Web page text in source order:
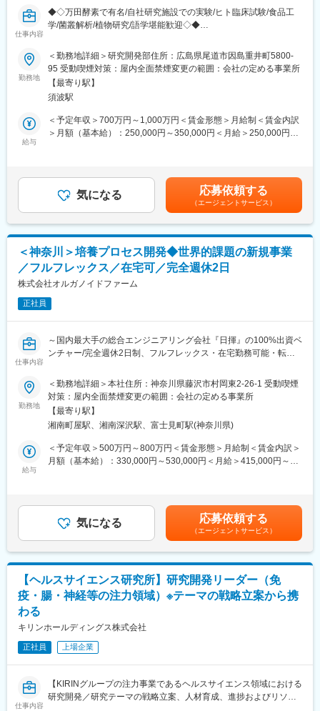
変更の範囲：会社の定める業務
他社特許の抵触性の確認業務等も含まれます。
■ポジションのやりがい：
は非常に多くのお客様に使用いただいております。当社は、数多
くのお客様に開発した製品をご使用いただくことが最大の喜びと
考えております。また直営店や通信販売を通じて、製品の感想な
どを直接的に聞くことができる機会も多くあります。お客様の声
年はアジアを中心とする諸外国でも当社製品を取り扱いいただく
機会も増えてきており、グローバルな成果も創出しております。
■組織構成
開発・研究グループは16名（男性6名、女性10名）。
※ご入社時は上記組織のマネジメントを担当いただきますが、近い
将来品質管理チームや業務管理チームを含む、サプリメントユニ
ット全体の責任者（ユニットマネージャー）を担っていただくこ
とを期待しております（総勢約30名）
変更の範囲：会社の定める業務
仕事内容
◆◇万田酵素で有名/自社研究施設での実験/ヒト臨床試験/食品工
学/菌叢解析/植物研究/語学堪能歓迎◇◆
■概要：
「万田酵素」「発酵技術」を軸にビジネス展開する当社で、当社
の健康食品や植物用商品の基礎研究を担当していただきます。最
終の役職としては、上級主席研究者をお任せいたします。
■業務内容：
・大学や研究機関との共同研究の遂行（健康食品のヘルスケア効
・その先とのコネクション構築と外部委託試験の実施
・国内外の法人営業案件への支援（海外や国内営業との商談同行
下記の研究分野のいずれかにおいて、自社研究施設での実験また
は大学等との共同研究へ従事
・ヒト臨床試験
・マウス/ラットを用いた生理作用の試験
・食品工学に関する研究
・腸内細菌や土壌解析などの菌叢解析
・植物栽培研究
・植物病理、植物生理学に関する研究
■必須事項：
食品、健康食品、ヘルスケア業界
【経験部署】
研究開発、商品開発
【経験職種・業務】
【最終役職】
上級主席研究員
微生物学、発酵・醸造学、生理学、分子生物学、臨床研究、食品
工学に関する専門知識、語学堪能（英語）※研究内容の議論やビジ
ネス商談が可能なレベル
■歓迎条件：
・若手社員や中堅社員へ研究技術や知識に関する積極的な指導が
できる
・国内外の大学や他企業など文化、分野、価値観が違う方とコミ
・英語で研究内容の議論やビジネス商談が可能なレベル
・十分なリソースがない条件下でも、取りうる選択肢や議論を前
向きに考えることができる。
変更の範囲：会社の定める業務
勤務地
＜勤務地詳細＞研究開発部住所：広島県尾道市因島重井町5800-
95 受動喫煙対策：屋内全面禁煙変更の範囲：会社の定める事業所
【最寄り駅】
須波駅
給与
＜予定年収＞700万円～1,000万円＜賃金形態＞月給制＜賃金内訳
＞月額（基本給）：250,000円～350,000円＜月給＞250,000円～
考を通じて上下する可能性があります。月給(月額)は固定手当を含
めた表記です。
気になる 応募依頼する
（エージェントサービス）
＜神奈川＞培養プロセス開発◆世界的課題の新規事業
／フルフレックス／在宅可／完全週休2日
株式会社オルガノイドファーム
正社員
仕事内容
～国内最大手の総合エンジニアリング会社『日揮』の100%出資ベ
ンチャー/完全週休2日制、フルフレックス・在宅勤務可能・転勤
■ポジションについて
本ポジションでは、基礎研究の知見を土台に、工業化・社会実装
を見据えた研究開発を主体的に推進できる方を求めています
■業務内容
研究開発職として、細胞培養技術を社会実装可能な技術インフラ
として成立させることを目的に、以下の業務に携わっていただき
ます。
・実験データの整理・解析および技術課題の抽出と改善提案
・社内外メンバーと連携した共同研究、実証試験・技術検証の推
当社では、単に実験をこなす研究職ではなく、研究者としての守
備範囲と影響力を広げる経験を重視しています。
全体の流れを俯瞰しながら、自分の専門領域で技術開発に取り組
握しながら研究が進められるため、自身の成果がどの段階にどの
将来的には、研究テーマの実行にとどまらず、新たなテーマの立
案や、研究の進め方や優先順位について主体的に考え、提案・判
勤務地
＜勤務地詳細＞本社住所：神奈川県藤沢市村岡東2-26-1 受動喫煙
対策：屋内全面禁煙変更の範囲：会社の定める事業所
【最寄り駅】
湘南町屋駅、湘南深沢駅、富士見町駅(神奈川県)
給与
＜予定年収＞500万円～800万円＜賃金形態＞月給制＜賃金内訳＞
月額（基本給）：330,000円～530,000円＜月給＞415,000円～
がございます。ご了承ください。前職でのご経験・能力・年齢お
よび給与を十分に考慮させていただき、給与額を決定させていた
だきます。賃金はあくまでも目安の金額であり、選考を通じて上
下する可能性があります。月給(月額)は固定手当を含めた表記で
す。
気になる 応募依頼する
（エージェントサービス）
【ヘルスサイエンス研究所】研究開発リーダー（免
疫・腸・神経等の注力領域）※テーマの戦略立案から携
わる
キリンホールディングス株式会社
正社員 上場企業
仕事内容
【KIRINグループの注力事業であるヘルスサイエンス領域における
研究開発／研究テーマの戦略立案、人材育成、進捗およびリソー